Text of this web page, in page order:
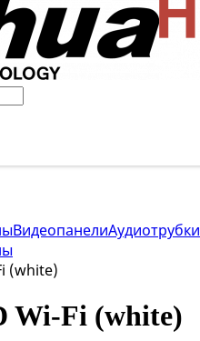
ВидеопанелиАудиотрубки
(white)
Wi-Fi (white)